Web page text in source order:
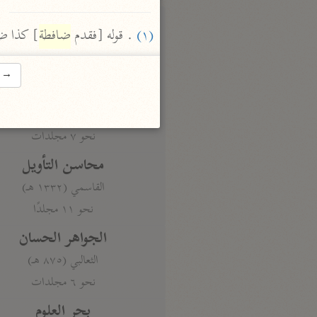
السمعاني (٤٨٩ هـ)
الهداية إلى بلوغ
نحو ٧ مجلدات
محاسن التأويل
القاسمي (١٣٣٢ هـ)
نحو ١١ مجلدًا
الجواهر الحسان
الثعالبي (٨٧٥ هـ)
نحو ٦ مجلدات
(١) . قوله [فقدم ضافطة] كذا